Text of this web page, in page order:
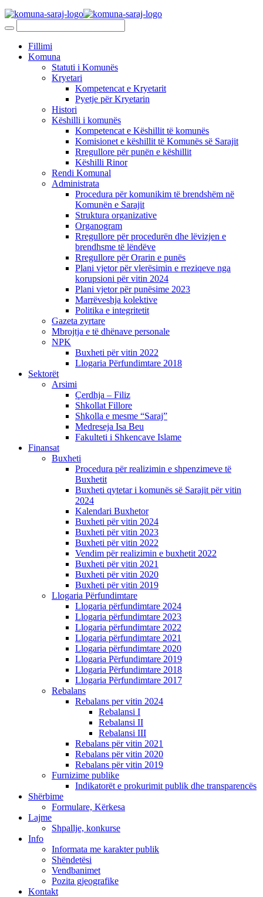
Fillimi
Komuna
Statuti i Komunës
Kryetari
Kompetencat e Kryetarit
Pyetje për Kryetarin
Histori
Këshilli i komunës
Kompetencat e Këshillit të komunës
Komisionet e këshillit të Komunës së Sarajit
Rregullore për punën e këshillit
Këshilli Rinor
Rendi Komunal
Administrata
Procedura për komunikim të brendshëm në
Komunën e Sarajit
Struktura organizative
Organogram
Rregullore për procedurën dhe lëvizjen e
brendhsme të lëndëve
Rregullore për Orarin e punës
Plani vjetor për vlerësimin e rreziqeve nga
korupsioni për vitin 2024
Plani vjetor për punësime 2023
Marrëveshja kolektive
Politika e integritetit
Gazeta zyrtare
Mbrojtja e të dhënave personale
NPK
Buxheti për vitin 2022
Llogaria Përfundimtare 2018
Sektorët
Arsimi
Çerdhja – Filiz
Shkollat Fillore
Shkolla e mesme “Saraj”
Medreseja Isa Beu
Fakulteti i Shkencave Islame
Finansat
Buxheti
Procedura për realizimin e shpenzimeve të
Buxhetit
Buxheti qytetar i komunës së Sarajit për vitin
2024
Kalendari Buxhetor
Buxheti për vitin 2024
Buxheti për vitin 2023
Buxheti për vitin 2022
Vendim për realizimin e buxhetit 2022
Buxheti për vitin 2021
Buxheti për vitin 2020
Buxheti për vitin 2019
Llogaria Përfundimtare
Llogaria përfundimtare 2024
Llogaria përfundimtare 2023
Llogaria përfundimtare 2022
Llogaria përfundimtare 2021
Llogaria përfundimtare 2020
Llogaria Përfundimtare 2019
Llogaria Përfundimtare 2018
Llogaria Përfundimtare 2017
Rebalans
Rebalans per vitin 2024
Rebalansi I
Rebalansi II
Rebalansi III
Rebalans për vitin 2021
Rebalans për vitin 2020
Rebalans për vitin 2019
Furnizime publike
Indikatorët e prokurimit publik dhe transparencës
Shërbime
Formulare, Kërkesa
Lajme
Shpallje, konkurse
Info
Informata me karakter publik
Shëndetësi
Vendbanimet
Pozita gjeografike
Kontakt